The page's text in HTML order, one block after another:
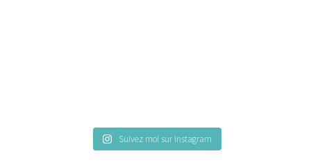
Suivez moi sur Instagram